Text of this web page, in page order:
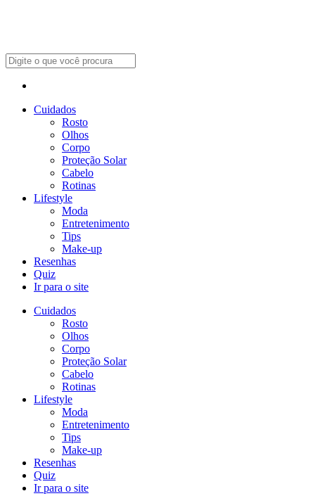
Cuidados
Rosto
Olhos
Corpo
Proteção Solar
Cabelo
Rotinas
Lifestyle
Moda
Entretenimento
Tips
Make-up
Resenhas
Quiz
Ir para o site
Cuidados
Rosto
Olhos
Corpo
Proteção Solar
Cabelo
Rotinas
Lifestyle
Moda
Entretenimento
Tips
Make-up
Resenhas
Quiz
Ir para o site